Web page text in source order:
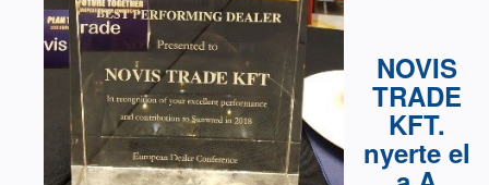
NOVIS
TRADE
KFT.
nyerte el